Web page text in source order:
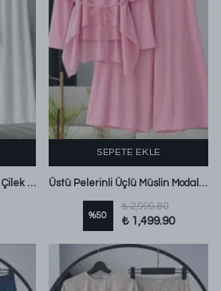
Yan Bağlamalı Pantolonlu Çilek Takım Ekru
SEPETE EKLE
Üstü Pelerinli Üçlü Müslin Modal Pantolonlu Takım Pembe
%50
₺ 2,999.80
₺ 1,499.90